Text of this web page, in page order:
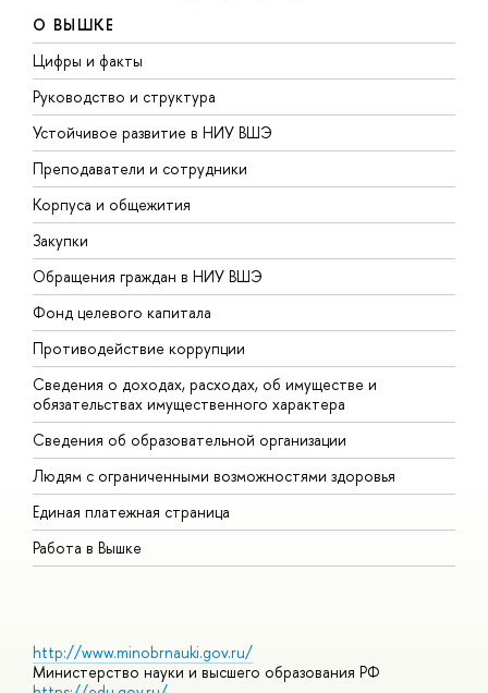
О ВЫШКЕ
Цифры и факты
Руководство и структура
Устойчивое развитие в НИУ ВШЭ
Преподаватели и сотрудники
Корпуса и общежития
Закупки
Обращения граждан в НИУ ВШЭ
Фонд целевого капитала
Противодействие коррупции
Сведения о доходах, расходах, об имуществе и
обязательствах имущественного характера
Сведения об образовательной организации
Людям с ограниченными возможностями здоровья
Единая платежная страница
Работа в Вышке
http://www.minobrnauki.gov.ru/
Министерство науки и высшего образования РФ